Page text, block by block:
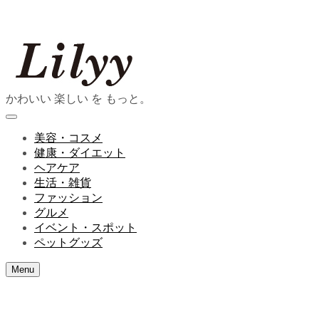
かわいい 楽しい を もっと。
美容・コスメ
健康・ダイエット
ヘアケア
生活・雑貨
ファッション
グルメ
イベント・スポット
ペットグッズ
Menu